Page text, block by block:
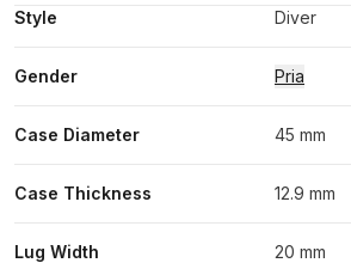
Style Diver
Gender Pria
Case Diameter 45 mm
Case Thickness 12.9 mm
Lug Width 20 mm